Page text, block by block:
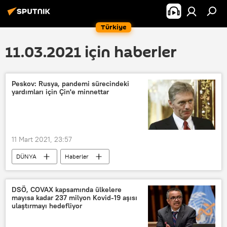
Türkiye
11.03.2021 için haberler
Peskov: Rusya, pandemi sürecindeki
yardımları için Çin'e minnettar
11 Mart 2021, 23:57
DÜNYA
Haberler
Dmitriy Peskov
Çin Rusya
DSÖ, COVAX kapsamında ülkelere
mayısa kadar 237 milyon Kovid-19 aşısı
ulaştırmayı hedefliyor